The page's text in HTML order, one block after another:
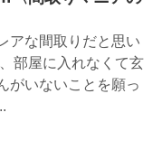
アな間取りだと思い
部屋に入れなくて玄
がいないことを願っ